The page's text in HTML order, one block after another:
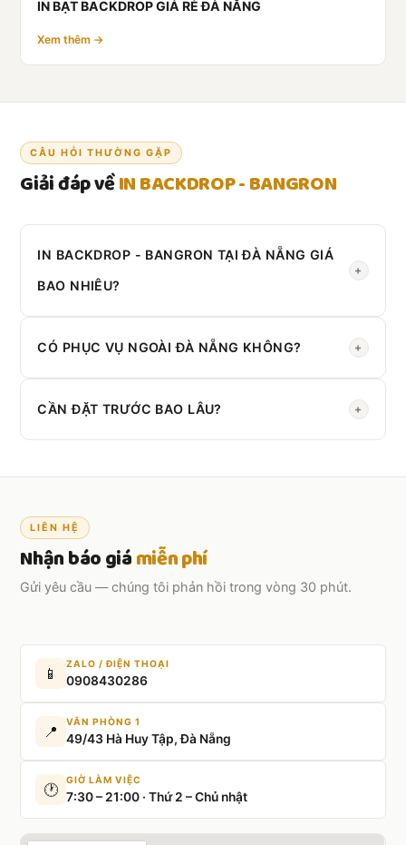
IN BẠT BACKDROP GIÁ RẺ ĐÀ NẴNG
Xem thêm →
CÂU HỎI THƯỜNG GẶP
Giải đáp vềIN BACKDROP - BANGRON
IN BACKDROP - BANGRON TẠI ĐÀ NẴNG GIÁ
BAO NHIÊU?
+
cầu cụ thể.
CÓ PHỤC VỤ NGOÀI ĐÀ NẴNG KHÔNG? +
CẦN ĐẶT TRƯỚC BAO LÂU? +
LIÊN HỆ
Nhận báo giámiễn phí
Gửi yêu cầu — chúng tôi phản hồi trong vòng 30 phút.
📱
ZALO / ĐIỆN THOẠI
0908430286
📍
VĂN PHÒNG 1
49/43 Hà Huy Tập, Đà Nẵng
🕐
GIỜ LÀM VIỆC
7:30 – 21:00 · Thứ 2 – Chủ nhật